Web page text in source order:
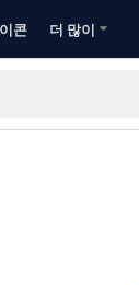
콘 더 많이